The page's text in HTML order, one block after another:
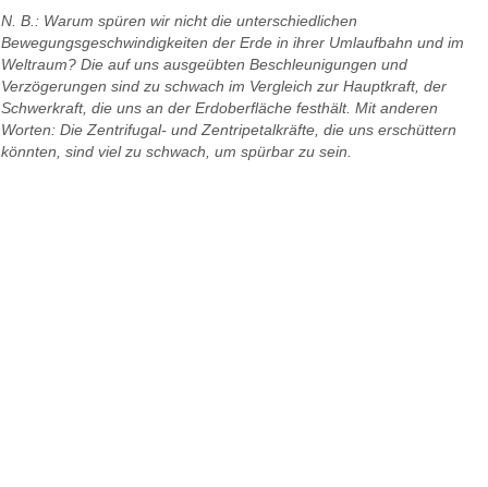
N. B.: Warum spüren wir nicht die unterschiedlichen
Bewegungsgeschwindigkeiten der Erde in ihrer Umlaufbahn und im
Weltraum? Die auf uns ausgeübten Beschleunigungen und
Verzögerungen sind zu schwach im Vergleich zur Hauptkraft, der
Schwerkraft, die uns an der Erdoberfläche festhält. Mit anderen
Worten: Die Zentrifugal- und Zentripetalkräfte, die uns erschüttern
könnten, sind viel zu schwach, um spürbar zu sein.